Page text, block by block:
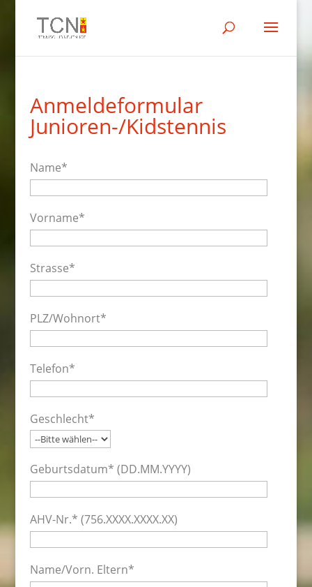
Anmeldeformular
Junioren-/Kidstennis
Name*
Vorname*
Strasse*
PLZ/Wohnort*
Telefon*
Geschlecht*
Geburtsdatum* (DD.MM.YYYY)
AHV-Nr.* (756.XXXX.XXXX.XX)
Name/Vorn. Eltern*